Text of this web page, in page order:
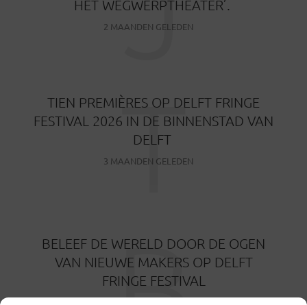
HET WEGWERPTHEATER’.
2 MAANDEN GELEDEN
TIEN PREMIÈRES OP DELFT FRINGE
FESTIVAL 2026 IN DE BINNENSTAD VAN
DELFT
3 MAANDEN GELEDEN
T
BELEEF DE WERELD DOOR DE OGEN
VAN NIEUWE MAKERS OP DELFT
FRINGE FESTIVAL